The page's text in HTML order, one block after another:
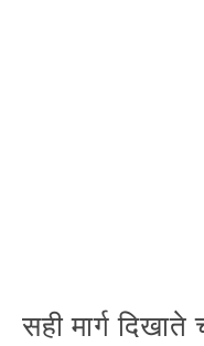
सही मार्ग